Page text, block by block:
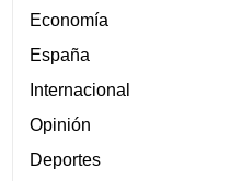
Economía
España
Internacional
Opinión
Deportes